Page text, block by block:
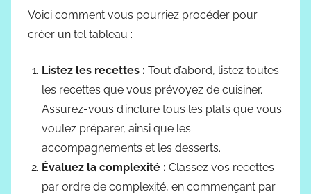
Voici comment vous pourriez procéder pour
créer un tel tableau :
Listez les recettes : Tout d’abord, listez toutes
les recettes que vous prévoyez de cuisiner.
Assurez-vous d’inclure tous les plats que vous
voulez préparer, ainsi que les
accompagnements et les desserts.
Évaluez la complexité : Classez vos recettes
par ordre de complexité, en commençant par